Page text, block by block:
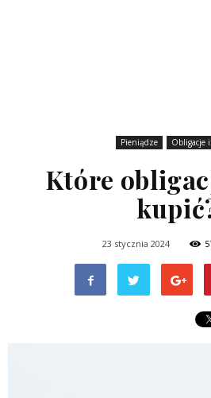
Pieniądze Obligacje
Które
23 stycznia 2024